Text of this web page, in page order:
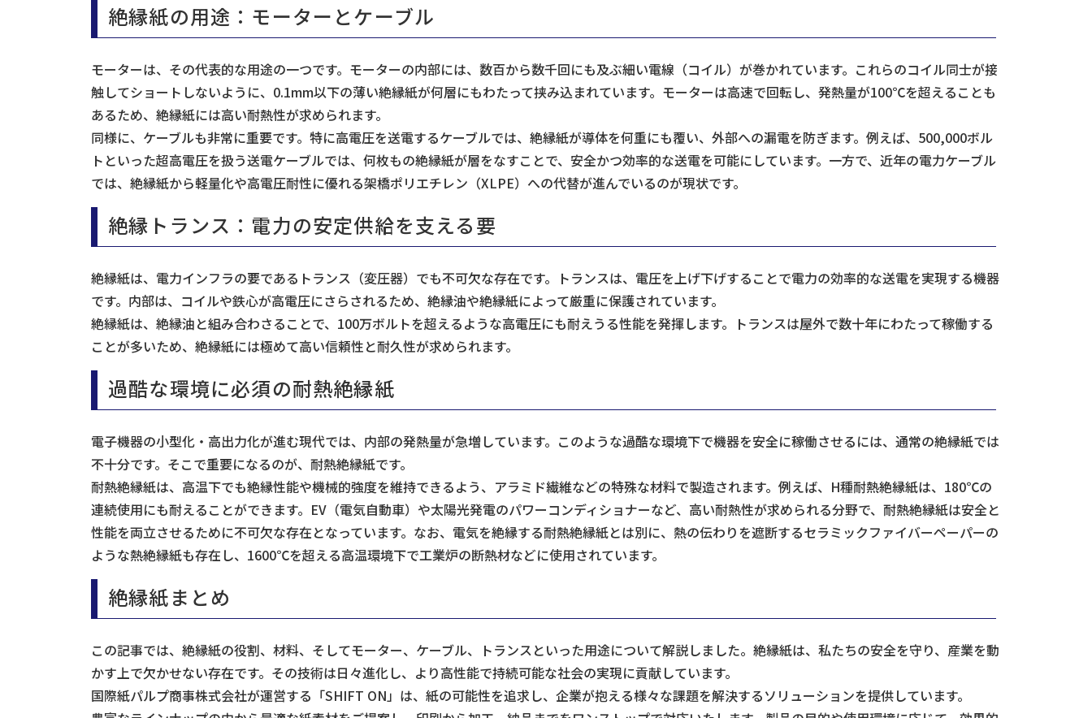
絶縁紙の用途：モーターとケーブル
モーターは、その代表的な用途の一つです。モーターの内部には、数百から数千回にも及ぶ細い電線（コイル）が巻かれています。これらのコイル同士が接
触してショートしないように、0.1mm以下の薄い絶縁紙が何層にもわたって挟み込まれています。モーターは高速で回転し、発熱量が100℃を超えることも
あるため、絶縁紙には高い耐熱性が求められます。
同様に、ケーブルも非常に重要です。特に高電圧を送電するケーブルでは、絶縁紙が導体を何重にも覆い、外部への漏電を防ぎます。例えば、500,000ボル
トといった超高電圧を扱う送電ケーブルでは、何枚もの絶縁紙が層をなすことで、安全かつ効率的な送電を可能にしています。一方で、近年の電力ケーブル
では、絶縁紙から軽量化や高電圧耐性に優れる架橋ポリエチレン（XLPE）への代替が進んでいるのが現状です。
絶縁トランス：電力の安定供給を支える要
絶縁紙は、電力インフラの要であるトランス（変圧器）でも不可欠な存在です。トランスは、電圧を上げ下げすることで電力の効率的な送電を実現する機器
です。内部は、コイルや鉄心が高電圧にさらされるため、絶縁油や絶縁紙によって厳重に保護されています。
絶縁紙は、絶縁油と組み合わさることで、100万ボルトを超えるような高電圧にも耐えうる性能を発揮します。トランスは屋外で数十年にわたって稼働する
ことが多いため、絶縁紙には極めて高い信頼性と耐久性が求められます。
過酷な環境に必須の耐熱絶縁紙
電子機器の小型化・高出力化が進む現代では、内部の発熱量が急増しています。このような過酷な環境下で機器を安全に稼働させるには、通常の絶縁紙では
不十分です。そこで重要になるのが、耐熱絶縁紙です。
耐熱絶縁紙は、高温下でも絶縁性能や機械的強度を維持できるよう、アラミド繊維などの特殊な材料で製造されます。例えば、H種耐熱絶縁紙は、180℃の
連続使用にも耐えることができます。EV（電気自動車）や太陽光発電のパワーコンディショナーなど、高い耐熱性が求められる分野で、耐熱絶縁紙は安全と
性能を両立させるために不可欠な存在となっています。なお、電気を絶縁する耐熱絶縁紙とは別に、熱の伝わりを遮断するセラミックファイバーペーパーの
ような熱絶縁紙も存在し、1600℃を超える高温環境下で工業炉の断熱材などに使用されています。
絶縁紙まとめ
この記事では、絶縁紙の役割、材料、そしてモーター、ケーブル、トランスといった用途について解説しました。絶縁紙は、私たちの安全を守り、産業を動
かす上で欠かせない存在です。その技術は日々進化し、より高性能で持続可能な社会の実現に貢献しています。
国際紙パルプ商事株式会社が運営する「SHIFT ON」は、紙の可能性を追求し、企業が抱える様々な課題を解決するソリューションを提供しています。